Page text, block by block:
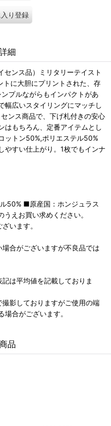
り登録
細
センス品）ミリタリーテイスト
トに大胆にプリントされた、存
プルながらもインパクトがあ
幅広いスタイリングにマッチし
ンス商品で、下げ札付きの安心
はもちろん、定番アイテムとし
ットン50%,ポリエステル50%
やすい仕上がり。1枚でもインナ
50% ■原産国：ホンジュラス
えお買い求めください。
います。
合がございますが不良品では
は平均値を記載しておりま
影しておりますがご使用の端
合がございます。
品